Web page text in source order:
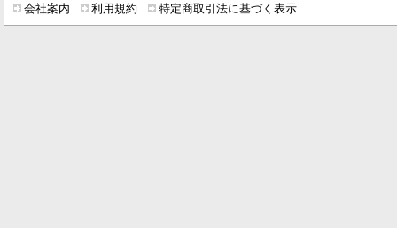
会社案内 利用規約 特定商取引法に基づく表示